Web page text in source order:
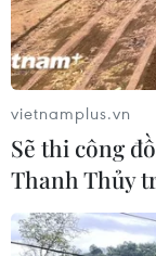
vietnamplus.vn
Sẽ thi công
Thanh Thủy